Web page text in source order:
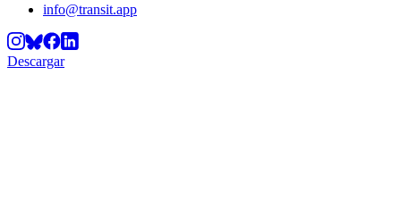
info@transit.app
Descargar